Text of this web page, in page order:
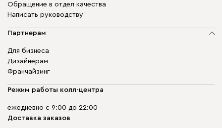
Обращение в отдел качества
Написать руководству
Партнерам
Для бизнеса
Дизайнерам
Франчайзинг
Режим работы колл-центра
ежедневно с 9:00 до 22:00
Доставка заказов